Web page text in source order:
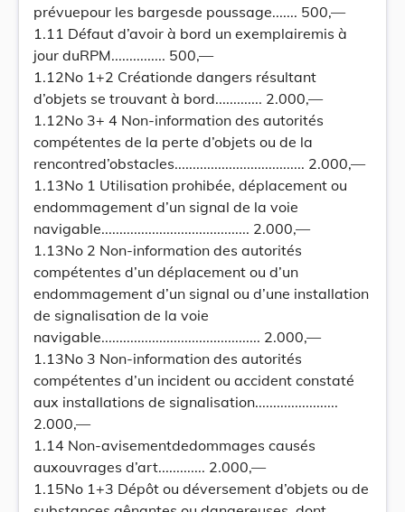
prévuepour les bargesde poussage....... 500,—
1.11 Défaut d’avoir à bord un exemplairemis à
jour duRPM............... 500,—
1.12No 1+2 Créationde dangers résultant
d’objets se trouvant à bord............. 2.000,—
1.12No 3+ 4 Non-information des autorités
compétentes de la perte d’objets ou de la
rencontred’obstacles.................................... 2.000,—
1.13No 1 Utilisation prohibée, déplacement ou
endommagement d’un signal de la voie
navigable......................................... 2.000,—
1.13No 2 Non-information des autorités
compétentes d’un déplacement ou d’un
endommagement d’un signal ou d’une installation
de signalisation de la voie
navigable............................................ 2.000,—
1.13No 3 Non-information des autorités
compétentes d’un incident ou accident constaté
aux installations de signalisation.......................
2.000,—
1.14 Non-avisementdedommages causés
auxouvrages d’art............. 2.000,—
1.15No 1+3 Dépôt ou déversement d’objets ou de